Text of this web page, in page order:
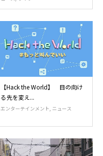
【Hack the World】 目の向け
る先を変え...
エンターテインメント, ニュース